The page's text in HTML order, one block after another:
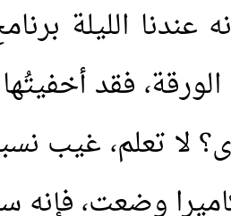
عندنا الليلة
فقد
لا تعلم، غيب
وضعت،